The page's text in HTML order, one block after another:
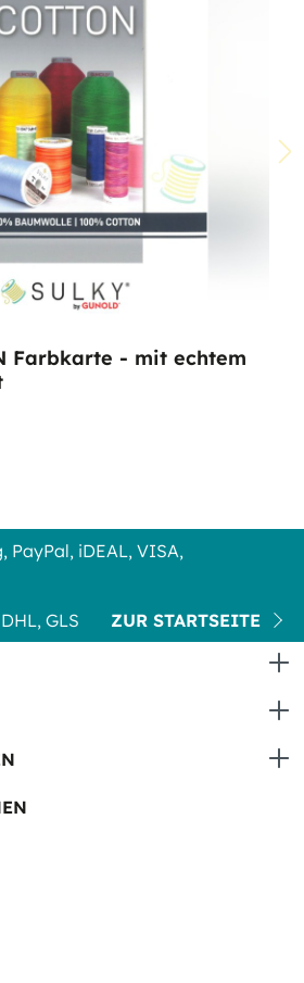
Farbkarte - mit echtem
PayPal, iDEAL, VISA,
DHL, GLS
ZUR STARTSEITE